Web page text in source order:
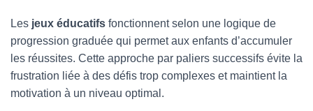
Les jeux éducatifs fonctionnent selon une logique de
progression graduée qui permet aux enfants d’accumuler
les réussites. Cette approche par paliers successifs évite la
frustration liée à des défis trop complexes et maintient la
motivation à un niveau optimal.